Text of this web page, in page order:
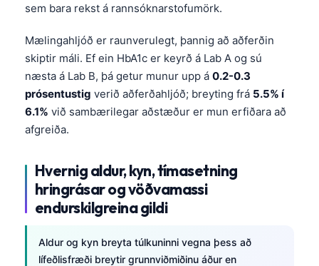
sem bara rekst á rannsóknarstofumörk.
Mælingahljóð er raunverulegt, þannig að aðferðin
skiptir máli. Ef ein HbA1c er keyrð á Lab A og sú
næsta á Lab B, þá getur munur upp á 0.2-0.3
prósentustig verið aðferðahljóð; breyting frá 5.5% í
6.1% við sambærilegar aðstæður er mun erfiðara að
afgreiða.
Hvernig aldur, kyn, tímasetning
hringrásar og vöðvamassi
endurskilgreina gildi
Aldur og kyn breyta túlkuninni vegna þess að
lífeðlisfræði breytir grunnviðmiðinu áður en